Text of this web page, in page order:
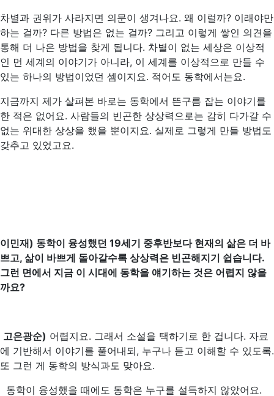
차별과 권위가 사라지면 의문이 생겨나요. 왜 이럴까? 이래야만
하는 걸까? 다른 방법은 없는 걸까? 그리고 이렇게 쌓인 의견을
통해 더 나은 방법을 찾게 됩니다. 차별이 없는 세상은 이상적
인 먼 세계의 이야기가 아니라, 이 세계를 이상적으로 만들 수
있는 하나의 방법이었던 셈이지요. 적어도 동학에서는요.
지금까지 제가 살펴본 바로는 동학에서 뜬구름 잡는 이야기를
한 적은 없어요. 사람들의 빈곤한 상상력으로는 감히 다가갈 수
없는 위대한 상상을 했을 뿐이지요. 실제로 그렇게 만들 방법도
갖추고 있었고요.
이민재) 동학이 융성했던 19세기 중후반보다 현재의 삶은 더 바
쁘고, 삶이 바쁘게 돌아갈수록 상상력은 빈곤해지기 쉽습니다.
그런 면에서 지금 이 시대에 동학을 얘기하는 것은 어렵지 않을
까요?
고은광순) 어렵지요. 그래서 소설을 택하기로 한 겁니다. 자료
에 기반해서 이야기를 풀어내되, 누구나 듣고 이해할 수 있도록.
또 그런 게 동학의 방식과도 맞아요.
동학이 융성했을 때에도 동학은 누구를 설득하지 않았어요.